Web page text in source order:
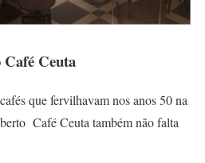
Ceuta
que fervilhavam nos anos 50 na
Café Ceuta também não falta